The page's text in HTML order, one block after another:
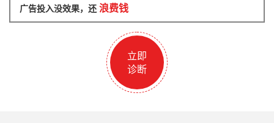
广告投入没效果，还 浪费钱
立即
诊断